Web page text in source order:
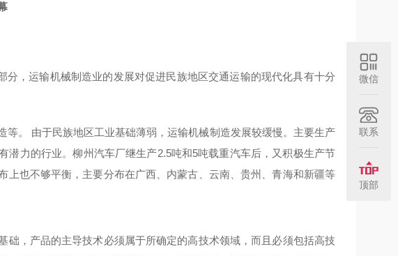
，运输机械制造业的发展对促进民族地区交通运输的现代化具有十分
。 由于民族地区工业基础薄弱，运输机械制造发展较缓慢。主要生产
潜力的行业。柳州汽车厂继生产2.5吨和5吨载重汽车后，又积极生产节
上也不够平衡，主要分布在广西、内蒙古、云南、贵州、青海和新疆等
础，产品的主导技术必须属于所确定的高技术领域，而且必须包括高技
微信
联系
顶部